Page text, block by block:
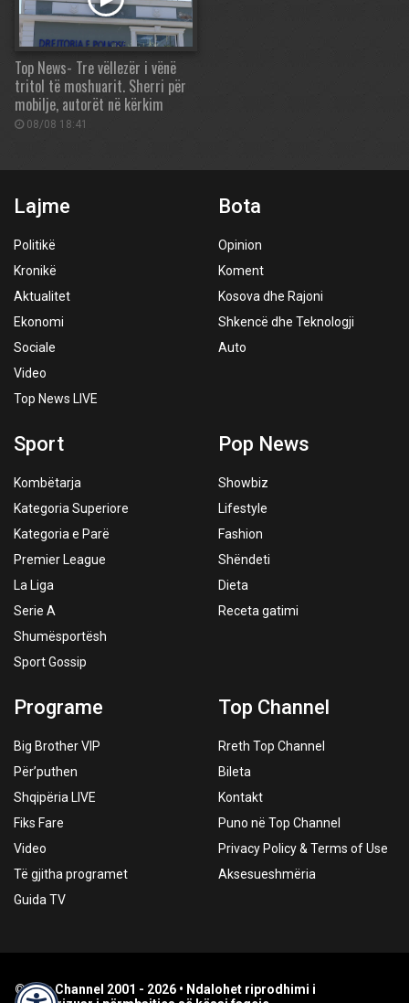
Top News- Tre vëllezër i vënë
tritol të moshuarit. Sherri për
mobilje, autorët në kërkim
08/08 18:41
Lajme
Politikë
Kronikë
Aktualitet
Ekonomi
Sociale
Video
Top News LIVE
Bota
Opinion
Koment
Kosova dhe Rajoni
Shkencë dhe Teknologji
Auto
Sport
Kombëtarja
Kategoria Superiore
Kategoria e Parë
Premier League
La Liga
Serie A
Shumësportësh
Sport Gossip
Pop News
Showbiz
Lifestyle
Fashion
Shëndeti
Dieta
Receta gatimi
Programe
Big Brother VIP
Për’puthen
Shqipëria LIVE
Fiks Fare
Video
Të gjitha programet
Guida TV
Top Channel
Rreth Top Channel
Bileta
Kontakt
Puno në Top Channel
Privacy Policy & Terms of Use
Aksesueshmëria
© Top Channel 2001 - 2026 • Ndalohet riprodhimi i